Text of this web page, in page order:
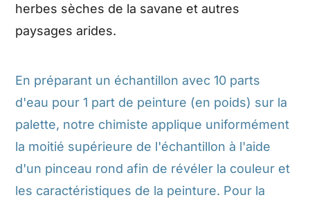
herbes sèches de la savane et autres
paysages arides.
En préparant un échantillon avec 10 parts
d'eau pour 1 part de peinture (en poids) sur la
palette, notre chimiste applique uniformément
la moitié supérieure de l'échantillon à l'aide
d'un pinceau rond afin de révéler la couleur et
les caractéristiques de la peinture. Pour la